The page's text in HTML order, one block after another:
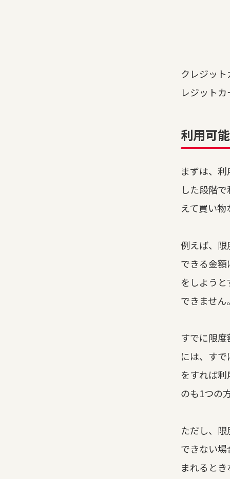
クレジッ
レジット
利用可
まずは、
した段階
えて買い
例えば、
できる金
をしよう
できません
すでに限
には、す
をすれば
のも1つの
ただし、
できない
まれると